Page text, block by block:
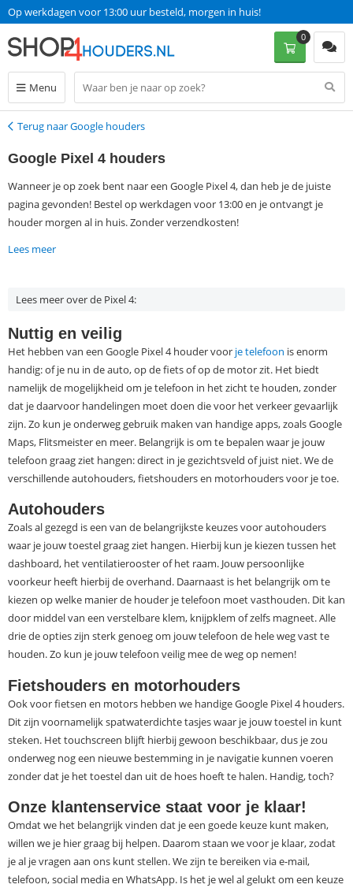
Op werkdagen voor 13:00 uur besteld, morgen in huis!
Menu
0
Terug
Terug naar Google houders
Google Pixel 4 houders
Wanneer je op zoek bent naar een Google Pixel 4, dan heb je de juiste
pagina gevonden! Bestel op werkdagen voor 13:00 en je ontvangt je
houder morgen al in huis. Zonder verzendkosten!
Lees meer
Lees meer over de Pixel 4:
Nuttig en veilig
Het hebben van een Google Pixel 4 houder voor je telefoon is enorm
handig: of je nu in de auto, op de fiets of op de motor zit. Het biedt
namelijk de mogelijkheid om je telefoon in het zicht te houden, zonder
dat je daarvoor handelingen moet doen die voor het verkeer gevaarlijk
zijn. Zo kun je onderweg gebruik maken van handige apps, zoals Google
Maps, Flitsmeister en meer. Belangrijk is om te bepalen waar je jouw
telefoon graag ziet hangen: direct in je gezichtsveld of juist niet. We de
verschillende autohouders, fietshouders en motorhouders voor je toe.
Autohouders
Zoals al gezegd is een van de belangrijkste keuzes voor autohouders
waar je jouw toestel graag ziet hangen. Hierbij kun je kiezen tussen het
dashboard, het ventilatierooster of het raam. Jouw persoonlijke
voorkeur heeft hierbij de overhand. Daarnaast is het belangrijk om te
kiezen op welke manier de houder je telefoon moet vasthouden. Dit kan
door middel van een verstelbare klem, knijpklem of zelfs magneet. Alle
drie de opties zijn sterk genoeg om jouw telefoon de hele weg vast te
houden. Zo kun je jouw telefoon veilig mee de weg op nemen!
Fietshouders en motorhouders
Ook voor fietsen en motors hebben we handige Google Pixel 4 houders.
Dit zijn voornamelijk spatwaterdichte tasjes waar je jouw toestel in kunt
steken. Het touchscreen blijft hierbij gewoon beschikbaar, dus je zou
onderweg nog een nieuwe bestemming in je navigatie kunnen voeren
zonder dat je het toestel dan uit de hoes hoeft te halen. Handig, toch?
Onze klantenservice staat voor je klaar!
Omdat we het belangrijk vinden dat je een goede keuze kunt maken,
willen we je hier graag bij helpen. Daarom staan we voor je klaar, zodat
je al je vragen aan ons kunt stellen. We zijn te bereiken via e-mail,
telefoon, social media en WhatsApp. Is het je wel al gelukt om een keuze